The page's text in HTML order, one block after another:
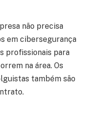
não precisa
em cibersegurança
profissionais para
na área. Os
também são